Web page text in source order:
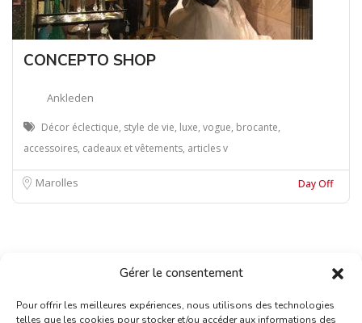
Gérer le consentement
Pour offrir les meilleures expériences, nous utilisons des technologies
telles que les cookies pour stocker et/ou accéder aux informations des
CONCEPTO SHOP
Ankleden
Décor éclectique, style de vie, luxe, vogue, brocante,
accessoires, cadeaux et vêtements, articles v
Marolles Day Off